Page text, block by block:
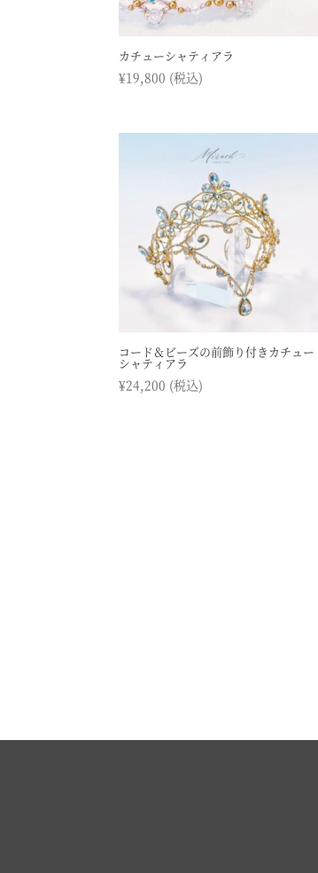
カチューシャティアラ
¥19,800 (税込)
コード＆ビーズの前飾り付きカチュー
シャティアラ
¥24,200 (税込)